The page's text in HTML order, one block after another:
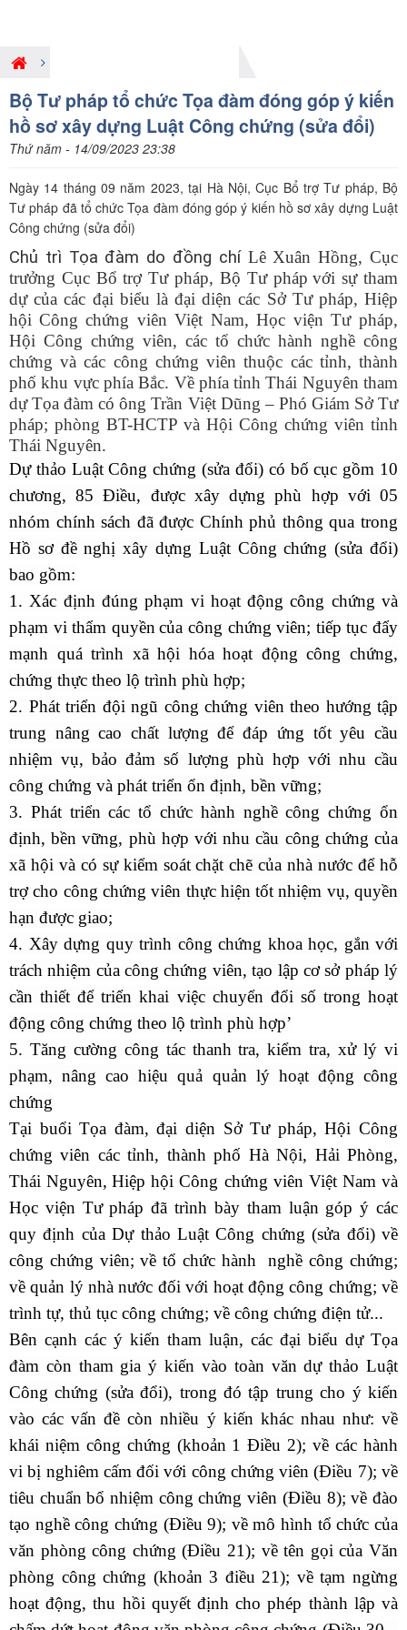
Hoạt động PBGDPL ở Trung ương
Bộ Tư pháp tổ chức Tọa đàm đóng góp ý kiến
hồ sơ xây dựng Luật Công chứng (sửa đổi)
Thứ năm - 14/09/2023 23:38
Ngày 14 tháng 09 năm 2023, tại Hà Nội, Cục Bổ trợ Tư pháp, Bộ
Tư pháp đã tổ chức Tọa đàm đóng góp ý kiến hồ sơ xây dựng Luật
Công chứng (sửa đổi)
Chủ trì Tọa đàm do đồng chí Lê Xuân Hồng, Cục
trưởng Cục Bổ trợTư pháp, Bộ Tư pháp với sự tham
dự của các đại biểu là đại diện các Sở Tư pháp, Hiệp
hội Công chứng viên Việt Nam, Học viện Tư pháp,
Hội Công chứng viên, các tổ chức hành nghề công
chứng và các công chứng viên thuộc các tỉnh, thành
phố khu vực phía Bắc. Về phía tỉnh Thái Nguyên tham
dự Tọa đàm có ông Trần Việt Dũng – Phó Giám Sở Tư
pháp; phòng BT-HCTP và Hội Công chứng viên tỉnh
Thái Nguyên.
Dự thảo Luật Công chứng (sửa đổi) có bố cục gồm 10
chương, 85 Điều, được xây dựng phù hợp với 05
nhóm chính sách đã được Chính phủ thông qua trong
Hồ sơ đề nghị xây dựng Luật Công chứng (sửa đổi)
bao gồm:
1. Xác định đúng phạm vi hoạt động công chứng và
phạm vi thẩm quyền của công chứng viên; tiếp tục đẩy
mạnh quá trình xã hội hóa hoạt động công chứng,
chứng thực theo lộ trình phù hợp;
2. Phát triển đội ngũ công chứng viên theo hướng tập
trung nâng cao chất lượng để đáp ứng tốt yêu cầu
nhiệm vụ, bảo đảm số lượng phù hợp với nhu cầu
công chứng và phát triển ổn định, bền vững;
3. Phát triển các tổ chức hành nghề công chứng ổn
định, bền vững, phù hợp với nhu cầu công chứng của
xã hội và có sự kiểm soát chặt chẽ của nhà nước để hỗ
trợ cho công chứng viên thực hiện tốt nhiệm vụ, quyền
hạn được giao;
4. Xây dựng quy trình công chứng khoa học, gắn với
trách nhiệm của công chứng viên, tạo lập cơ sở pháp lý
cần thiết để triển khai việc chuyển đổi số trong hoạt
động công chứng theo lộ trình phù hợp’
5. Tăng cường công tác thanh tra, kiểm tra, xử lý vi
phạm, nâng cao hiệu quả quản lý hoạt động công
chứng
Tại buổi Tọa đàm,đại diện Sở Tư pháp, Hội Công
chứng viên các tỉnh, thành phố Hà Nội, Hải Phòng,
Thái Nguyên, Hiệp hội Công chứng viên Việt Nam và
Học viện Tư pháp đã trình bày tham luận góp ý các
quy định của Dự thảo Luật Công chứng (sửa đổi) về
công chứng viên; về tổ chức hành nghề công chứng;
về quản lý nhà nước đối với hoạt động công chứng; về
trình tự, thủ tục công chứng; về công chứng điện tử...
Bên cạnh các ý kiến tham luận, các đại biểu dự Tọa
đàm còn tham gia ý kiến vào toàn văn dựthảo Luật
Công chứng (sửa đổi), trong đó tập trung cho ý kiến
vào các vấn đề còn nhiều ý kiến khác nhau như: về
khái niệm công chứng (khoản 1 Điều 2); về các hành
vi bị nghiêm cấm đối với công chứng viên (Điều 7); về
tiêu chuẩn bổ nhiệm công chứng viên (Điều 8); về đào
tạo nghề công chứng (Điều 9); về mô hình tổ chức của
văn phòng công chứng (Điều 21); về tên gọi của Văn
phòng công chứng (khoản 3 điều 21); về tạm ngừng
hoạt động, thu hồi quyết định cho phép thành lập và